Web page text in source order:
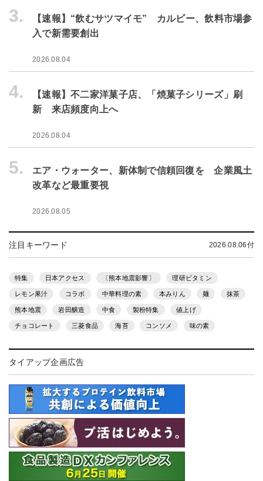
3.
【速報】“飲むサツマイモ” カルビー、飲料市場参
入で新需要創出
2026.08.04
4.
【速報】不二家洋菓子店、「焼菓子シリーズ」刷
新 来店頻度向上へ
2026.08.04
5.
エア・ウォーター、新体制で信頼回復を 企業風土
改革など最重要視
2026.08.05
注目キーワード 2026.08.06付
特集 日本アクセス 〔熊本地震影響〕 理研ビタミン
レモン果汁 コラボ 中華料理の素 本みりん 麺 抹茶
熊本地震 岩田醸造 中食 製粉特集 値上げ
チョコレート 三菱食品 海苔 コンソメ 味の素
タイアップ企画広告